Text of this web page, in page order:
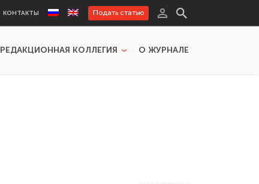
КОНТАКТЫ Подать статью
РЕДАКЦИОННАЯ КОЛЛЕГИЯ О ЖУРНАЛЕ